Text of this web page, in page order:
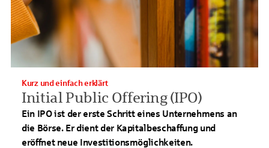
Initial Public Offering (IPO)
Kurz und einfach erklärt
Ein IPO ist der erste Schritt eines Unternehmens an
die Börse. Er dient der Kapitalbeschaffung und
eröffnet neue Investitionsmöglichkeiten.